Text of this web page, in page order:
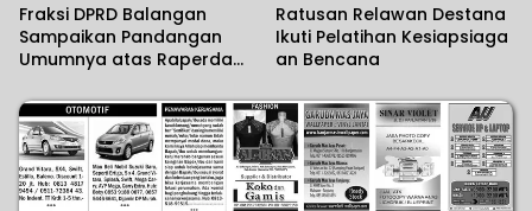
Fraksi DPRD Balangan
Sampaikan Pandangan
Umumnya atas Raperda
Ratusan Relawan Destana
Ikuti Pelatihan Kesiapsiaga
an Bencana